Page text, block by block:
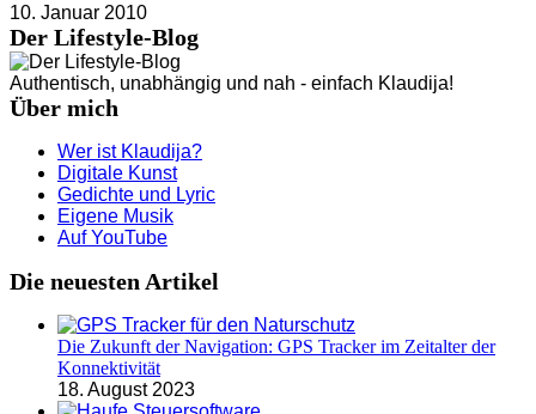
10. Januar 2010
Der Lifestyle-Blog
Authentisch, unabhängig und nah - einfach Klaudija!
Über mich
Wer ist Klaudija?
Digitale Kunst
Gedichte und Lyric
Eigene Musik
Auf YouTube
Die neuesten Artikel
Die Zukunft der Navigation: GPS Tracker im Zeitalter der
Konnektivität
18. August 2023